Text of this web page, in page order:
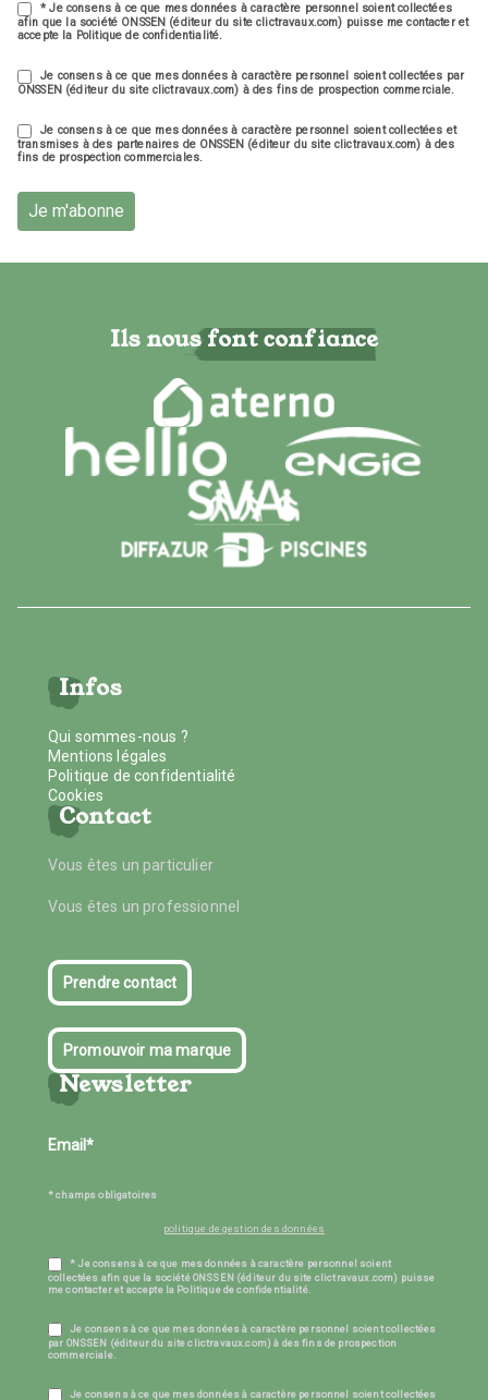
* Je consens à ce que mes données à caractère personnel soient collectées
afin que la société ONSSEN (éditeur du site clictravaux.com) puisse me contacter et
accepte la Politique de confidentialité.
Je consens à ce que mes données à caractère personnel soient collectées par
ONSSEN (éditeur du site clictravaux.com) à des fins de prospection commerciale.
Je consens à ce que mes données à caractère personnel soient collectées et
transmises à des partenaires de ONSSEN (éditeur du site clictravaux.com) à des
fins de prospection commerciales.
Je m'abonne
Ils nous font confiance
Infos
Qui sommes-nous ?
Mentions légales
Politique de confidentialité
Cookies
Contact
Vous êtes un particulier
Vous êtes un professionnel
Prendre contact
Promouvoir ma marque
Newsletter
* champs obligatoires
politique de gestion des données
* Je consens à ce que mes données à caractère personnel soient
collectées afin que la société ONSSEN (éditeur du site clictravaux.com) puisse
me contacter et accepte la Politique de confidentialité.
Je consens à ce que mes données à caractère personnel soient collectées
par ONSSEN (éditeur du site clictravaux.com) à des fins de prospection
commerciale.
Je consens à ce que mes données à caractère personnel soient collectées